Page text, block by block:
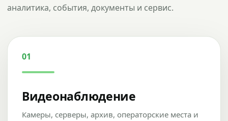
аналитика, события, документы и сервис.
01
Видеонаблюдение
Камеры, серверы, архив, операторские места и